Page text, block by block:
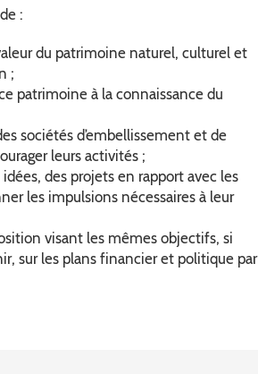
:
du patrimoine naturel, culturel et
;
patrimoine à la connaissance du
sociétés d’embellissement et de
leurs activités ;
des projets en rapport avec les
les impulsions nécessaires à leur
visant les mêmes objectifs, si
sur les plans financier et politique par